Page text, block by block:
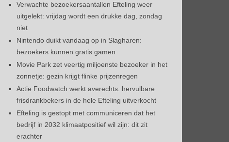
Verwachte bezoekersaantallen Efteling weer
uitgelekt: vrijdag wordt een drukke dag, zondag
niet
Nintendo duikt vandaag op in Slagharen:
bezoekers kunnen gratis gamen
Movie Park zet veertig miljoenste bezoeker in het
zonnetje: gezin krijgt flinke prijzenregen
Actie Foodwatch werkt averechts: hervulbare
frisdrankbekers in de hele Efteling uitverkocht
Efteling is gestopt met communiceren dat het
bedrijf in 2032 klimaatpositief wil zijn: dit zit
erachter